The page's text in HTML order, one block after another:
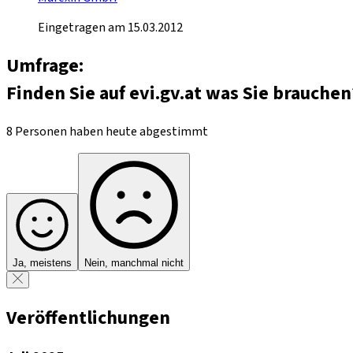
Eingetragen am 15.03.2012
Umfrage:
Finden Sie auf evi.gv.at was Sie
8 Personen haben heute abgestimmt
Ja, meistens Nein, manchmal nicht
Veröffentlichungen